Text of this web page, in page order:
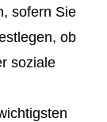
sofern Sie
ob
soziale